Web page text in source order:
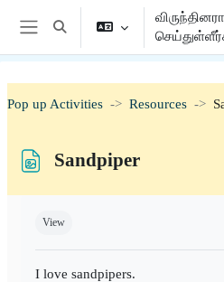
முக்கிய உள்ளடக்கத்திற்கு செல்க
Side panel
Toggle search input
Pop up Activities Resources
Sandpiper
View
I love sandpipers.